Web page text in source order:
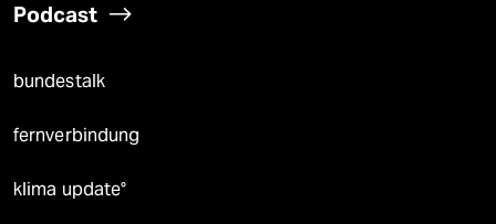
Podcast
bundestalk
fernverbindung
klima update°